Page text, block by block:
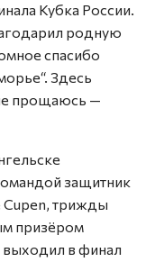
Кубка России.
родную
спасибо
Здесь
прощаюсь —
защитник
Cupen, трижды
призёром
выходил в финал